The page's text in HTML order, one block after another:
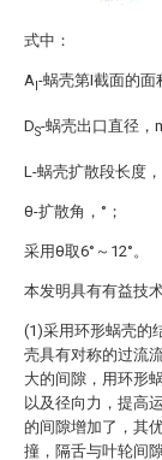
式中：
A -蜗壳第I截面的面
DS-蜗壳出口直径，
L-蜗壳扩散段长度，
θ-扩散角，°；
采用θ取6°～12°。
本发明具有有益技
(1)采用环形蜗壳的
壳具有对称的过流
大的间隙，用环形
以及径向力，提高
的间隙增加了，其
撞，隔舌与叶轮间